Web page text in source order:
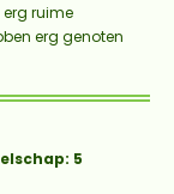
erg ruime
erg genoten
5